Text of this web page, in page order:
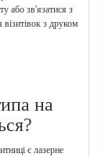
або зв'язатися з
з друком
на
є лазерне